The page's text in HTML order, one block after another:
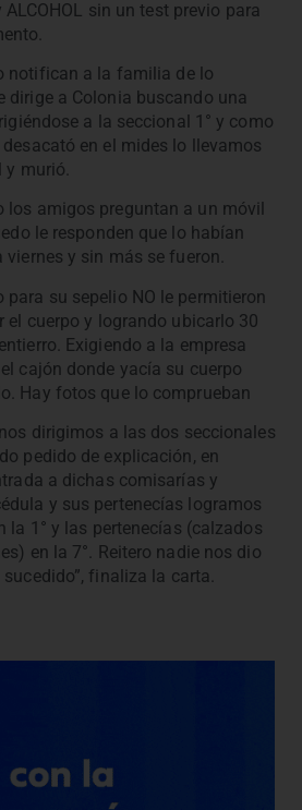
ALCOHOL sin un test previo para
notifican a la familia de lo
dirige a Colonia buscando una
a la seccional 1° y como
en el mides lo llevamos
y murió.
los amigos preguntan a un móvil
le responden que lo habían
viernes y sin más se fueron.
su sepelio NO le permitieron
el cuerpo y logrando ubicarlo 30
Exigiendo a la empresa
cajón donde yacía su cuerpo
Hay fotos que lo comprueban
dirigimos a las dos seccionales
pedido de explicación, en
a dichas comisarías y
y sus pertenecías logramos
la 1° y las pertenecías (calzados
en la 7°. Reitero nadie nos dio
finaliza la carta.